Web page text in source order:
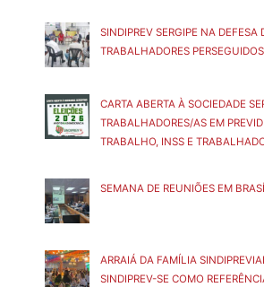
SINDIPREV SERGIPE NA DEFESA
TRABALHADORES
CARTA ABERTA À SOCIEDADE
TRABALHADORES/AS EM
TRABALHO, INSS E
SEMANA DE REUNIÕES EM
ARRAIÁ DA FAMÍLIA
SINDIPREV-SE COMO